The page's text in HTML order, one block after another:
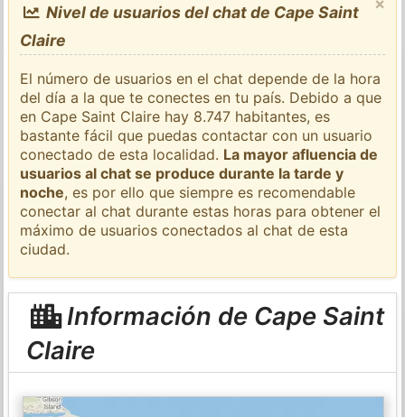
Nivel de usuarios del chat de Cape Saint
Claire
El número de usuarios en el chat depende de la hora
del día a la que te conectes en tu país. Debido a que
en Cape Saint Claire hay 8.747 habitantes, es
bastante fácil que puedas contactar con un usuario
conectado de esta localidad. La mayor afluencia de
usuarios al chat se produce durante la tarde y
noche, es por ello que siempre es recomendable
conectar al chat durante estas horas para obtener el
máximo de usuarios conectados al chat de esta
ciudad.
Información de Cape Saint
Claire